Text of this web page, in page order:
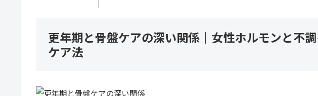
更年期と骨盤ケアの深い関係｜女性ホルモンと不
ケア法